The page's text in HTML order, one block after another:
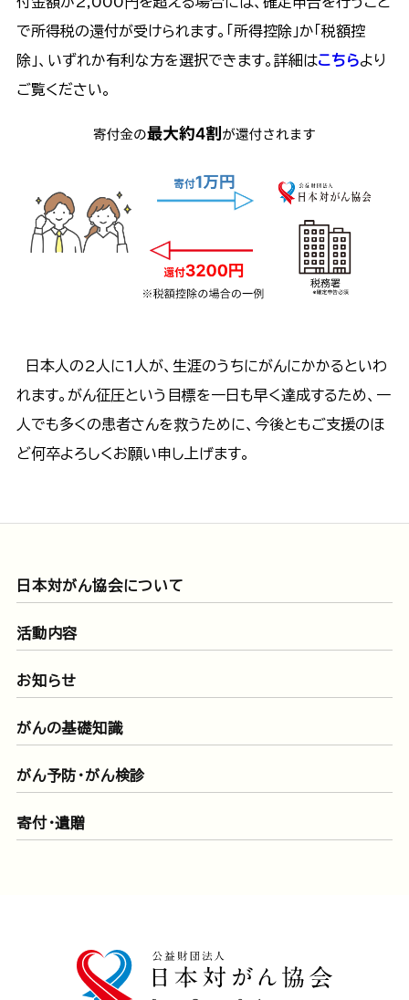
で所得税の還付が受けられます。「所得控除」か「税額控
除」、いずれか有利な方を選択できます。詳細はこちらより
ご覧ください。
日本人の2人に1人が、生涯のうちにがんにかかるといわ
れます。がん征圧という目標を一日も早く達成するため、一
人でも多くの患者さんを救うために、今後ともご支援のほ
ど何卒よろしくお願い申し上げます。
日本対がん協会について
活動内容
お知らせ
がんの基礎知識
がん予防・がん検診
寄付・遺贈